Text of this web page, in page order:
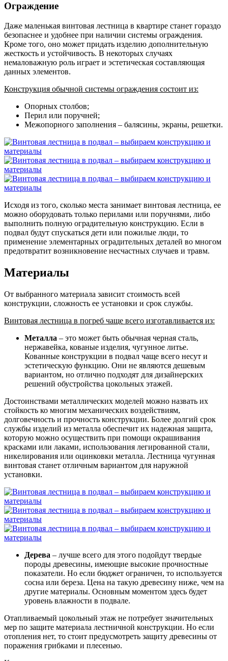
Ограждение
Даже маленькая винтовая лестница в квартире станет гораздо
безопаснее и удобнее при наличии системы ограждения.
Кроме того, оно может придать изделию дополнительную
жесткость и устойчивость. В некоторых случаях
немаловажную роль играет и эстетическая составляющая
данных элементов.
Конструкция обычной системы ограждения состоит из:
Опорных столбов;
Перил или поручней;
Межопорного заполнения – балясины, экраны, решетки.
Исходя из того, сколько места занимает винтовая лестница, ее
можно оборудовать только перилами или поручнями, либо
выполнить полную оградительную конструкцию. Если в
подвал будут спускаться дети или пожилые люди, то
применение элементарных оградительных деталей во многом
предотвратит возникновение несчастных случаев и травм.
Материалы
От выбранного материала зависит стоимость всей
конструкции, сложность ее установки и срок службы.
Винтовая лестница в погреб чаще всего изготавливается из:
Металла – это может быть обычная черная сталь,
нержавейка, кованые изделия, чугунное литье.
Кованные конструкции в подвал чаще всего несут и
эстетическую функцию. Они не являются дешевым
вариантом, но отлично подходят для дизайнерских
решений обустройства цокольных этажей.
Достоинствами металлических моделей можно назвать их
стойкость ко многим механических воздействиям,
долговечность и прочность конструкции. Более долгий срок
службы изделий из металла обеспечит их надежная защита,
которую можно осуществить при помощи окрашивания
красками или лаками, использования легированной стали,
никелирования или оцинковки металла. Лестница чугунная
винтовая станет отличным вариантом для наружной
установки.
Дерева – лучше всего для этого подойдут твердые
породы древесины, имеющие высокие прочностные
показатели. Но если бюджет ограничен, то используется
сосна или береза. Цена на такую древесину ниже, чем на
другие материалы. Основным моментом здесь будет
уровень влажности в подвале.
Отапливаемый цокольный этаж не потребует значительных
мер по защите материала лестничной конструкции. Но если
отопления нет, то стоит предусмотреть защиту древесины от
поражения грибками и плесенью.